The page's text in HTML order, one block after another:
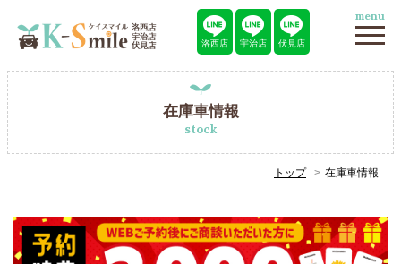
洛西店 宇治店 伏見店
menu
在庫車情報
stock
トップ 在庫車情報